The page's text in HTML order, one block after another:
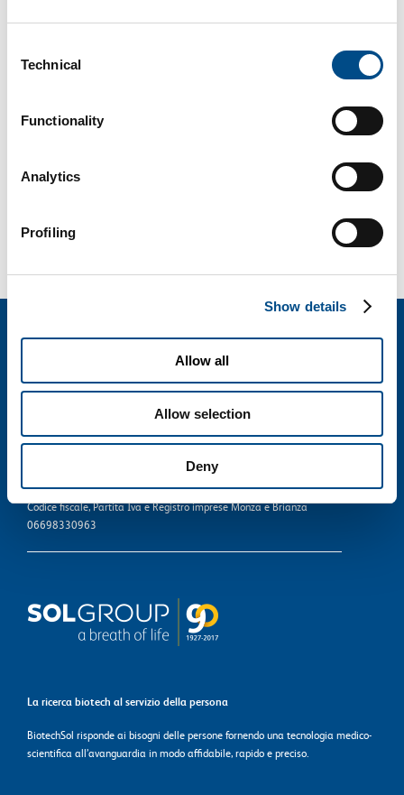
Selection
Technical
Functionality
Analytics
Profiling
Show details
Allow all
Allow selection
Deny
Share This Story, Choose Your Platform!
Email
Società del Gruppo SOL
Via Borgazzi, 27 - 20900 Monza
informazioni@biotechsol.com
Cap. soc. i.v. 110.000 euro - Sede Legale Monza R.E.A. 1863823
Codice fiscale, Partita Iva e Registro imprese Monza e Brianza
06698330963
La ricerca biotech al servizio della persona
BiotechSol risponde ai bisogni delle persone fornendo una tecnologia medico-
scientifica all’avanguardia in modo affidabile, rapido e preciso.